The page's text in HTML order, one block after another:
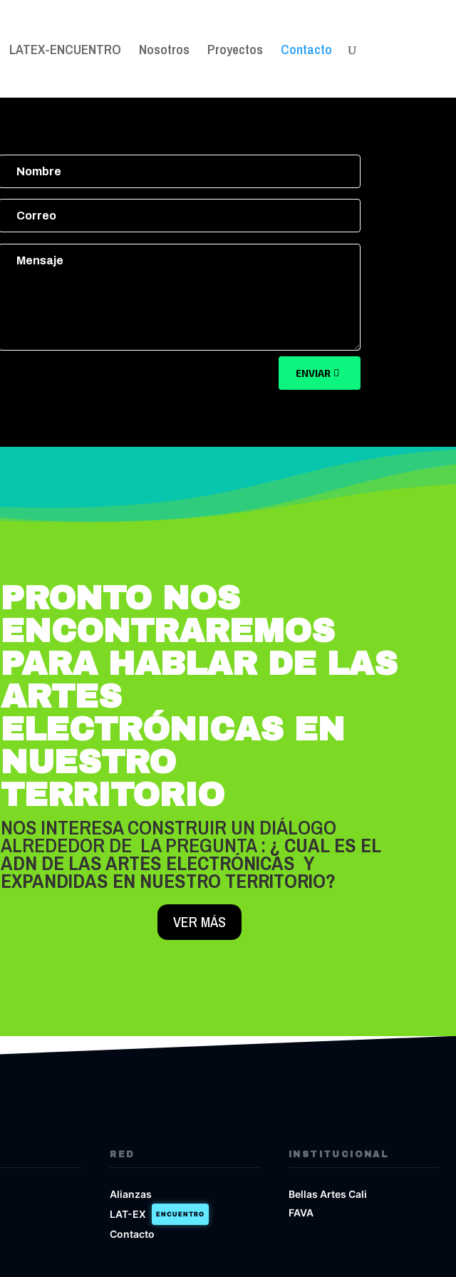
LATEX-ENCUENTRO Nosotros Proyectos Contacto
ENVIAR
PRONTO NOS
ENCONTRAREMOS
PARA HABLAR DE LAS
ARTES
ELECTRÓNICAS EN
NUESTRO
TERRITORIO
NOS INTERESA CONSTRUIR UN DIÁLOGO
ALREDEDOR DE LA PREGUNTA : ¿ CUAL ES EL
ADN DE LAS ARTES ELECTRÓNICAS Y
EXPANDIDAS EN NUESTRO TERRITORIO?
VER MÁS
RED
Alianzas
LAT-EX
ENCUENTRO
Contacto
INSTITUCIONAL
Bellas Artes Cali
FAVA